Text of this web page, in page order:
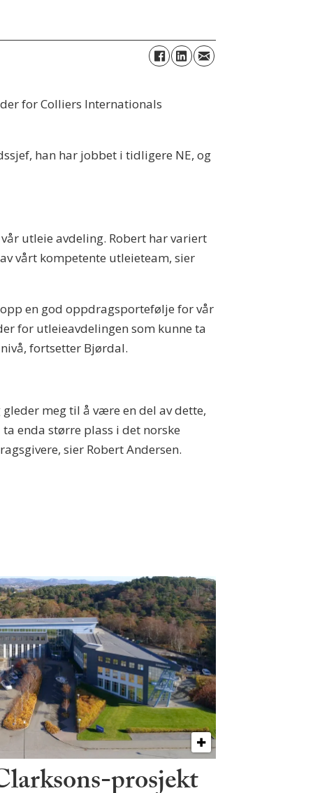
for Colliers Internationals
han har jobbet i tidligere NE, og
utleie avdeling. Robert har variert
vårt kompetente utleieteam, sier
en god oppdragsportefølje for vår
for utleieavdelingen som kunne ta
fortsetter Bjørdal.
meg til å være en del av dette,
enda større plass i det norske
sier Robert Andersen.